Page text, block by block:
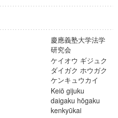
慶應義塾大学法学
研究会
ケイオウ ギジュク
ダイガク ホウガク
ケンキュウカイ
Keiō gijuku
daigaku hōgaku
kenkyūkai